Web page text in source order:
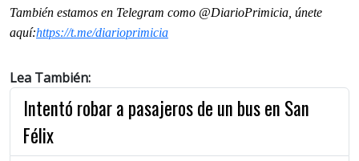
También estamos en Telegram como @DiarioPrimicia, únete
aquí:https://t.me/diarioprimicia
Lea También:
Intentó robar a pasajeros de un bus en San
Félix